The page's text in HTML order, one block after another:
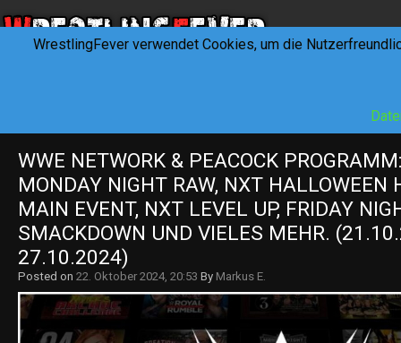
WWE NETWORK & PEACOCK
MONDAY NIGHT RAW, NXT HALLOWEEN
MAIN EVENT, NXT LEVEL UP, FRIDAY
SMACKDOWN UND VIELES MEHR.
27.10.2024)
Posted on 22. Oktober 2024, 20:53 By Markus E.
WrestlingFever verwendet Cookies, um die